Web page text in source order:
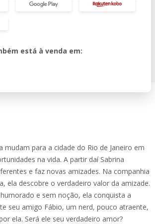
está à venda em:
mudam para a cidade do Rio de Janeiro em
na vida. A partir daí Sabrina
e faz novas amizades. Na companhia
ela descobre o verdadeiro valor da amizade.
e sem noção, ela conquista a
seu amigo Fábio, um nerd, pouco atraente,
ela. Será ele seu verdadeiro amor?